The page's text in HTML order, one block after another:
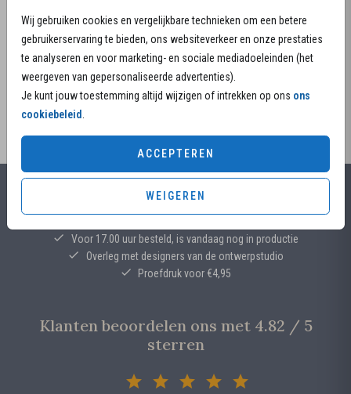
Wij gebruiken cookies en vergelijkbare technieken om een betere
gebruikerservaring te bieden, ons websiteverkeer en onze prestaties
te analyseren en voor marketing- en sociale mediadoeleinden (het
weergeven van gepersonaliseerde advertenties).
Je kunt jouw toestemming altijd wijzigen of intrekken op ons ons
cookiebeleid
ACCEPTEREN
WEIGEREN
Kies voor deze staande rouwkaart met zachte
veldbloemen in blauw en roze kleuren.
Voor 17.00 uur besteld, is vandaag nog in productie
Overleg met designers van de ontwerpstudio
Proefdruk voor €4,95
Klanten beoordelen ons met 4.82 / 5
sterren